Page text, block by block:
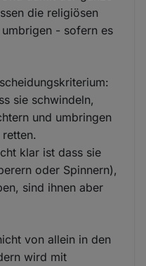
die religiösen
- sofern es
sie schwindeln,
und umbringen
klar ist dass sie
oder Spinnern),
sind ihnen aber
von allein in den
wird mit